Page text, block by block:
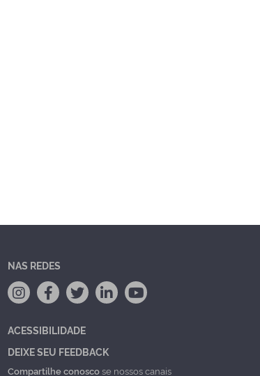
NAS REDES
ACESSIBILIDADE
DEIXE SEU FEEDBACK
Compartilhe conoscose nossos canais